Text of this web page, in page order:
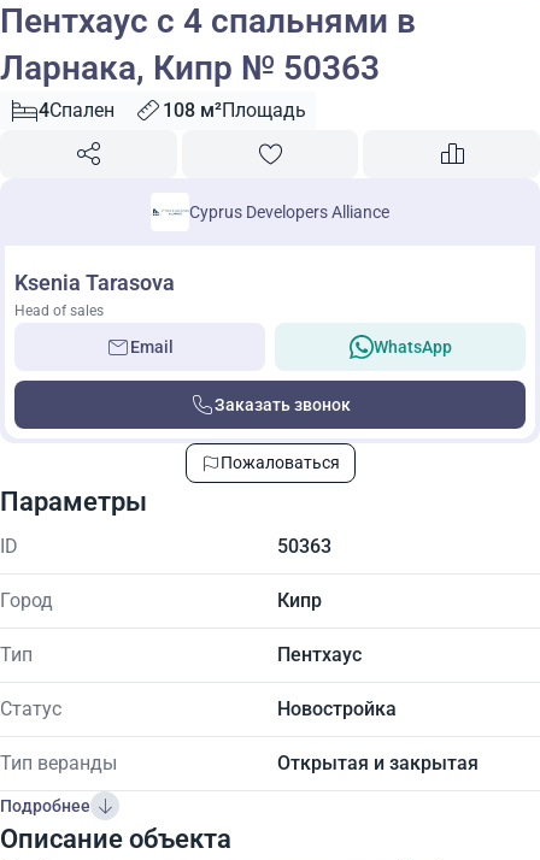
Пентхаус с 4 спальнями в
Ларнака, Кипр № 50363
4Спален 108 м²Площадь
Cyprus Developers Alliance
Ksenia Tarasova
Head of sales
Email WhatsApp
Заказать звонок
Пожаловаться
Параметры
ID 50363
Город Кипр
Тип Пентхаус
Статус Новостройка
Тип веранды Открытая и закрытая
Подробнее
Описание объекта